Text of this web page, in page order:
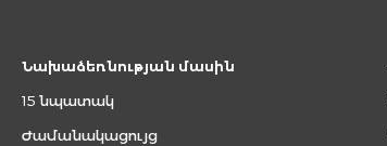
Նախաձեռնության մասին
15 նպատակ
Ժամանակացույց